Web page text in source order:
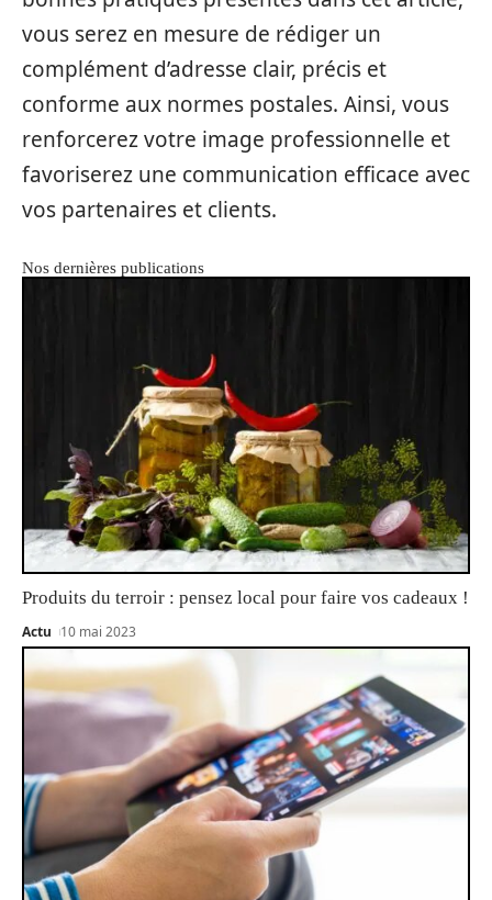
vous serez en mesure de rédiger un
complément d’adresse clair, précis et
conforme aux normes postales. Ainsi, vous
renforcerez votre image professionnelle et
favoriserez une communication efficace avec
vos partenaires et clients.
Nos dernières publications
Produits du terroir : pensez local pour faire vos cadeaux !
Actu 10 mai 2023